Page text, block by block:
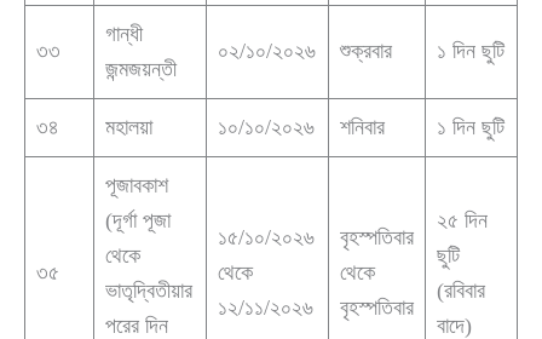
৩৩
গান্ধী
জন্মজয়ন্তী
০২/১০/২০২৬ শুক্রবার ১ দিন ছুটি
৩৪ মহালয়া ১০/১০/২০২৬ শনিবার ১ দিন ছুটি
৩৫
পূজাবকাশ
(দূর্গা পূজা
থেকে
ভাতৃদ্বিতীয়ার
পরের দিন
১৫/১০/২০২৬
থেকে
১২/১১/২০২৬
বৃহস্পতিবার
থেকে
বৃহস্পতিবার
২৫ দিন
ছুটি
(রবিবার
বাদে)